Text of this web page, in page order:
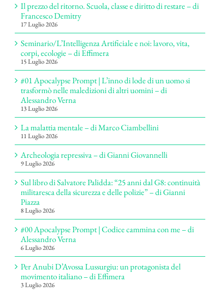
Il prezzo del ritorno. Scuola, classe e diritto di restare – di
Francesco Demitry
17 Luglio 2026
Seminario/L’Intelligenza Artificiale e noi: lavoro, vita,
corpi, ecologie – di Effimera
15 Luglio 2026
#01 Apocalypse Prompt | L’inno di lode di un uomo si
trasformò nelle maledizioni di altri uomini – di
Alessandro Verna
13 Luglio 2026
La malattia mentale – di Marco Ciambellini
11 Luglio 2026
Archeologia repressiva – di Gianni Giovannelli
9 Luglio 2026
Sul libro di Salvatore Palidda: “25 anni dal G8: continuità
militaresca della sicurezza e delle polizie” – di Gianni
Piazza
8 Luglio 2026
#00 Apocalypse Prompt | Codice cammina con me – di
Alessandro Verna
6 Luglio 2026
Per Anubi D’Avossa Lussurgiu: un protagonista del
movimento italiano – di Effimera
3 Luglio 2026